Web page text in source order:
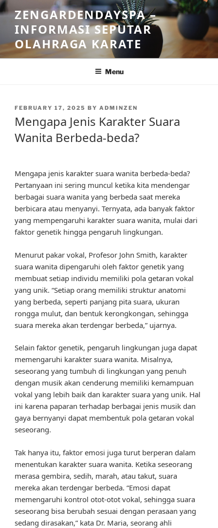
Skip
to
content
ZENGARDENDAYSPA –
INFORMASI SEPUTAR
OLAHRAGA KARATE
Menu
POSTED
FEBRUARY 17, 2025 BY ADMINZEN
Mengapa Jenis Karakter Suara
Wanita Berbeda-beda?
Mengapa jenis karakter suara wanita berbeda-beda?
Pertanyaan ini sering muncul ketika kita mendengar
berbagai suara wanita yang berbeda saat mereka
berbicara atau menyanyi. Ternyata, ada banyak faktor
yang mempengaruhi karakter suara wanita, mulai dari
faktor genetik hingga pengaruh lingkungan.
Menurut pakar vokal, Profesor John Smith, karakter
suara wanita dipengaruhi oleh faktor genetik yang
membuat setiap individu memiliki pola getaran vokal
yang unik. “Setiap orang memiliki struktur anatomi
yang berbeda, seperti panjang pita suara, ukuran
rongga mulut, dan bentuk kerongkongan, sehingga
suara mereka akan terdengar berbeda,” ujarnya.
Selain faktor genetik, pengaruh lingkungan juga dapat
memengaruhi karakter suara wanita. Misalnya,
seseorang yang tumbuh di lingkungan yang penuh
dengan musik akan cenderung memiliki kemampuan
vokal yang lebih baik dan karakter suara yang unik. Hal
ini karena paparan terhadap berbagai jenis musik dan
gaya bernyanyi dapat membentuk pola getaran vokal
seseorang.
Tak hanya itu, faktor emosi juga turut berperan dalam
menentukan karakter suara wanita. Ketika seseorang
merasa gembira, sedih, marah, atau takut, suara
mereka akan terdengar berbeda. “Emosi dapat
memengaruhi kontrol otot-otot vokal, sehingga suara
seseorang bisa berubah sesuai dengan perasaan yang
sedang dirasakan,” kata Dr. Maria, seorang ahli